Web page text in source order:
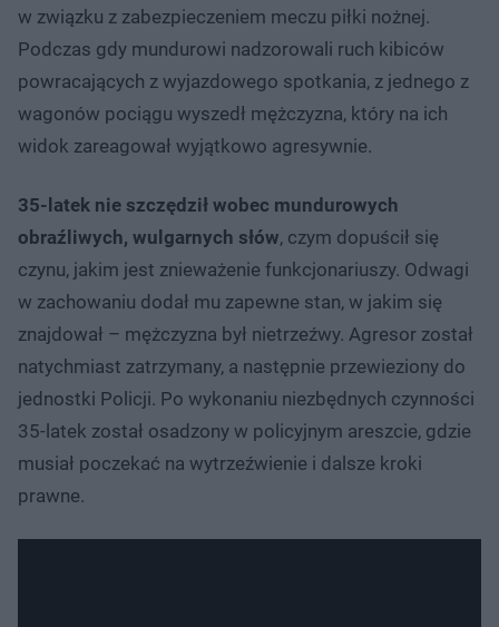
w związku z zabezpieczeniem meczu piłki nożnej.
Podczas gdy mundurowi nadzorowali ruch kibiców
powracających z wyjazdowego spotkania, z jednego z
wagonów pociągu wyszedł mężczyzna, który na ich
widok zareagował wyjątkowo agresywnie.
35-latek nie szczędził wobec mundurowych
obraźliwych, wulgarnych słów, czym dopuścił się
czynu, jakim jest znieważenie funkcjonariuszy. Odwagi
w zachowaniu dodał mu zapewne stan, w jakim się
znajdował – mężczyzna był nietrzeźwy. Agresor został
natychmiast zatrzymany, a następnie przewieziony do
jednostki Policji. Po wykonaniu niezbędnych czynności
35-latek został osadzony w policyjnym areszcie, gdzie
musiał poczekać na wytrzeźwienie i dalsze kroki
prawne.